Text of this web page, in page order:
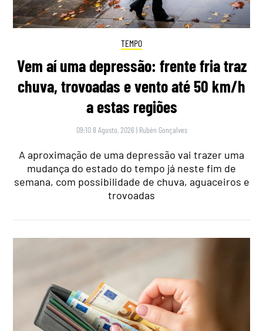
TEMPO
Vem aí uma depressão: frente fria traz
chuva, trovoadas e vento até 50 km/h
a estas regiões
09:10 8 Agosto, 2026 | Rubén Gonçalves
A aproximação de uma depressão vai trazer uma
mudança do estado do tempo já neste fim de
semana, com possibilidade de chuva, aguaceiros e
trovoadas